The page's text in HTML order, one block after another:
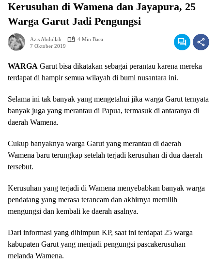
Kerusuhan di Wamena dan Jayapura, 25
Warga Garut Jadi Pengungsi
Azis Abdullah
4 Min Baca
7 Oktober 2019
WARGA Garut bisa dikatakan sebagai perantau karena mereka
terdapat di hampir semua wilayah di bumi nusantara ini.
Selama ini tak banyak yang mengetahui jika warga Garut ternyata
banyak juga yang merantau di Papua, termasuk di antaranya di
daerah Wamena.
Cukup banyaknya warga Garut yang merantau di daerah
Wamena baru terungkap setelah terjadi kerusuhan di dua daerah
tersebut.
Kerusuhan yang terjadi di Wamena menyebabkan banyak warga
pendatang yang merasa terancam dan akhirnya memilih
mengungsi dan kembali ke daerah asalnya.
Dari informasi yang dihimpun KP, saat ini terdapat 25 warga
kabupaten Garut yang menjadi pengungsi pascakerusuhan
melanda Wamena.